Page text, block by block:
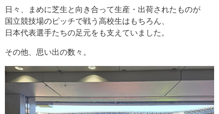
日々、まめに芝生と向き合って生産・出荷されたものが
国立競技場のピッチで戦う高校生はもちろん、
日本代表選手たちの足元をも支えていました。
その他、思い出の数々。